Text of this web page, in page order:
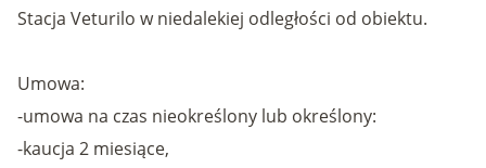
Stacja Veturilo w niedalekiej odległości od obiektu.
Umowa:
-umowa na czas nieokreślony lub określony:
-kaucja 2 miesiące,